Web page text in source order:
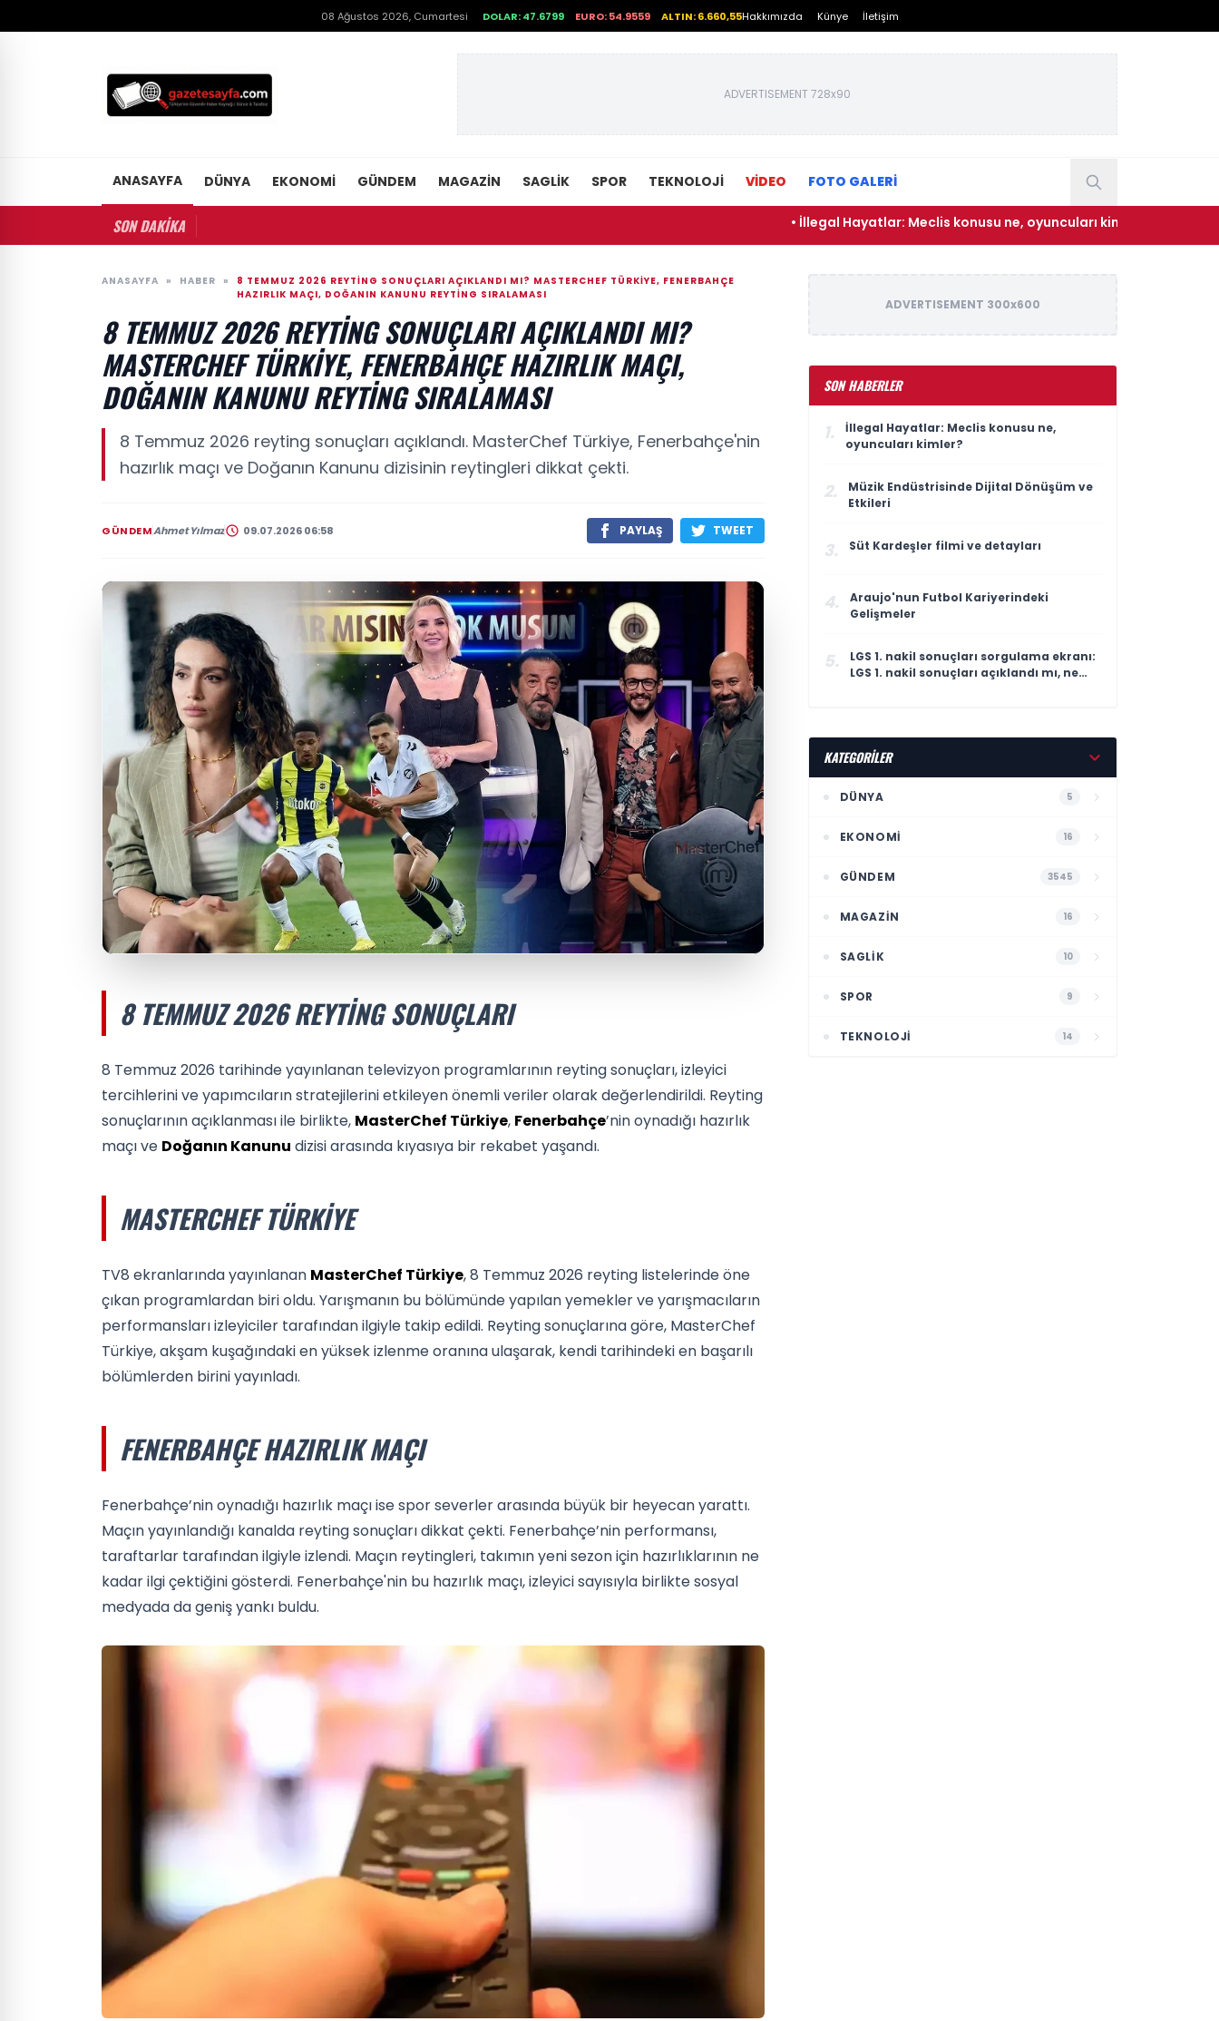
08 Ağustos 2026, Cumartesi DOLAR: 47.6799 EURO: 54.9559 ALTIN: 6.660,55Hakkımızda Künye İletişim
ADVERTISEMENT 728x90
ANASAYFA DÜNYA EKONOMI GÜNDEM MAGAZIN SAGLIK SPOR TEKNOLOJI VİDEO FOTO GALERİ
SON DAKİKA • İllegal Hayatlar: Meclis konusu ne, oyuncuları kimler?
ANASAYFA » HABER »
8 TEMMUZ 2026 REYTING SONUÇLARI AÇIKLANDI MI? MASTERCHEF TÜRKIYE, FENERBAHÇE
HAZIRLIK MAÇI, DOĞANIN KANUNU REYTING SIRALAMASI
8 TEMMUZ 2026 REYTING SONUÇLARI AÇIKLANDI MI?
MASTERCHEF TÜRKIYE, FENERBAHÇE HAZIRLIK MAÇI,
DOĞANIN KANUNU REYTING SIRALAMASI
8 Temmuz 2026 reyting sonuçları açıklandı. MasterChef Türkiye, Fenerbahçe'nin
hazırlık maçı ve Doğanın Kanunu dizisinin reytingleri dikkat çekti.
GÜNDEMAhmet Yılmaz 09.07.2026 06:58 PAYLAŞ TWEET
8 TEMMUZ 2026 REYTING SONUÇLARI
8 Temmuz 2026 tarihinde yayınlanan televizyon programlarının reyting sonuçları, izleyici
tercihlerini ve yapımcıların stratejilerini etkileyen önemli veriler olarak değerlendirildi. Reyting
sonuçlarının açıklanması ile birlikte, MasterChef Türkiye, Fenerbahçe’nin oynadığı hazırlık
maçı ve Doğanın Kanunu dizisi arasında kıyasıya bir rekabet yaşandı.
MASTERCHEF TÜRKIYE
TV8 ekranlarında yayınlanan MasterChef Türkiye, 8 Temmuz 2026 reyting listelerinde öne
çıkan programlardan biri oldu. Yarışmanın bu bölümünde yapılan yemekler ve yarışmacıların
performansları izleyiciler tarafından ilgiyle takip edildi. Reyting sonuçlarına göre, MasterChef
Türkiye, akşam kuşağındaki en yüksek izlenme oranına ulaşarak, kendi tarihindeki en başarılı
bölümlerden birini yayınladı.
FENERBAHÇE HAZIRLIK MAÇI
Fenerbahçe’nin oynadığı hazırlık maçı ise spor severler arasında büyük bir heyecan yarattı.
Maçın yayınlandığı kanalda reyting sonuçları dikkat çekti. Fenerbahçe’nin performansı,
taraftarlar tarafından ilgiyle izlendi. Maçın reytingleri, takımın yeni sezon için hazırlıklarının ne
kadar ilgi çektiğini gösterdi. Fenerbahçe'nin bu hazırlık maçı, izleyici sayısıyla birlikte sosyal
medyada da geniş yankı buldu.
ADVERTISEMENT 300x600
SON HABERLER
1.
İllegal Hayatlar: Meclis konusu ne,
oyuncuları kimler?
2.
Müzik Endüstrisinde Dijital Dönüşüm ve
Etkileri
3. Süt Kardeşler filmi ve detayları
4.
Araujo'nun Futbol Kariyerindeki
Gelişmeler
5.
LGS 1. nakil sonuçları sorgulama ekranı:
LGS 1. nakil sonuçları açıklandı mı, ne
KATEGORİLER
DÜNYA 5
EKONOMI 16
GÜNDEM 3545
MAGAZIN 16
SAGLIK 10
SPOR 9
TEKNOLOJI 14